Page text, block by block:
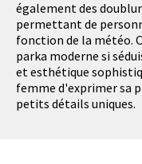
également des
permettant de
fonction de la météo.
parka moderne si
et esthétique
femme d'exprimer sa
petits détails uniques.